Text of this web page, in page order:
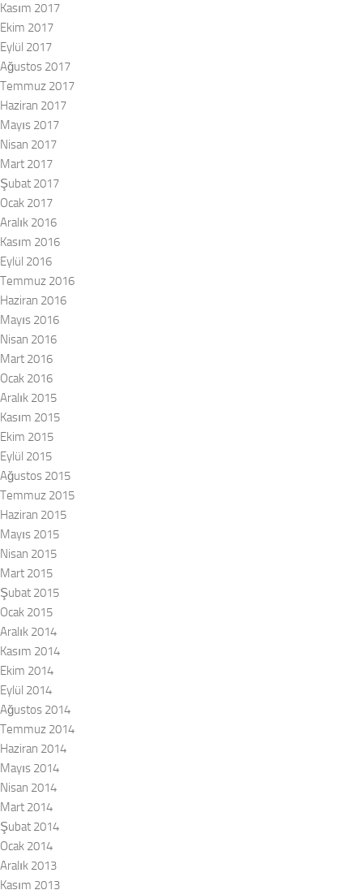
Kasım 2017
Ekim 2017
Eylül 2017
Ağustos 2017
Temmuz 2017
Haziran 2017
Mayıs 2017
Nisan 2017
Mart 2017
Şubat 2017
Ocak 2017
Aralık 2016
Kasım 2016
Eylül 2016
Temmuz 2016
Haziran 2016
Mayıs 2016
Nisan 2016
Mart 2016
Ocak 2016
Aralık 2015
Kasım 2015
Ekim 2015
Eylül 2015
Ağustos 2015
Temmuz 2015
Haziran 2015
Mayıs 2015
Nisan 2015
Mart 2015
Şubat 2015
Ocak 2015
Aralık 2014
Kasım 2014
Ekim 2014
Eylül 2014
Ağustos 2014
Temmuz 2014
Haziran 2014
Mayıs 2014
Nisan 2014
Mart 2014
Şubat 2014
Ocak 2014
Aralık 2013
Kasım 2013